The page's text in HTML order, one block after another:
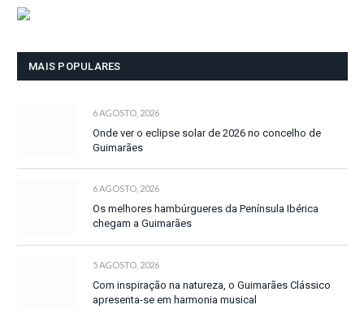
MAIS POPULARES
6 AGOSTO, 2026
Onde ver o eclipse solar de 2026 no concelho de
Guimarães
6 AGOSTO, 2026
Os melhores hambúrgueres da Península Ibérica
chegam a Guimarães
5 AGOSTO, 2026
Com inspiração na natureza, o Guimarães Clássico
apresenta-se em harmonia musical